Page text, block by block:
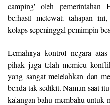
camping' oleh
berhasil melewati tahapan
kolaps sepeninggal pemimpin
Lemahnya kontrol negara
pihak juga telah memicu
yang sangat melelahkan dan
benda tak sedikit. Namun saat
kalangan bahu-membahu untuk